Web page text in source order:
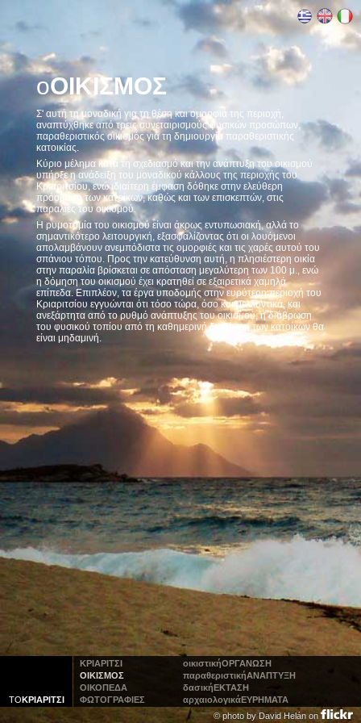
ΤΟΚΡΙΑΡΙΤΣΙ
ΚΡΙΑΡΙΤΣΙ
ΟΙΚΙΣΜΟΣ
οικιστικήΟΡΓΑΝΩΣΗ
παραθεριστικήΑΝΑΠΤΥΞΗ
δασικήΕΚΤΑΣΗ
αρχαιολογικάΕΥΡΗΜΑΤΑ
ΟΙΚΟΠΕΔΑ
ΦΩΤΟΓΡΑΦΙΕΣ
οΟΙΚΙΣΜΟΣ
Σ' αυτή τη μοναδική για τη θέση και ομορφιά της περιοχή,
αναπτύχθηκε από τρεις συνεταιρισμούς φυσικών προσώπων,
παραθεριστικός οικισμός για τη δημιουργία παραθεριστικής
κατοικίας.
Κύριο μέλημα κατά τη σχεδιασμό και την ανάπτυξη του οικισμού
υπήρξε η ανάδειξη του μοναδικού κάλλους της περιοχής του
Κριαριτσίου, ενώ ιδιαίτερη έμφαση δόθηκε στην ελεύθερη
πρόσβαση των κατοίκων, καθώς και των επισκεπτών, στις
παραλίες του οικισμού.
Η ρυμοτομία του οικισμού είναι άκρως εντυπωσιακή, αλλά το
σημαντικότερο λειτουργική, εξασφαλίζοντας ότι οι λουόμενοι
απολαμβάνουν ανεμπόδιστα τις ομορφιές και τις χαρές αυτού του
σπάνιου τόπου. Προς την κατεύθυνση αυτή, η πλησιέστερη οικία
στην παραλία βρίσκεται σε απόσταση μεγαλύτερη των 100 μ., ενώ
η δόμηση του οικισμού έχει κρατηθεί σε εξαιρετικά χαμηλά
επίπεδα. Επιπλέον, τα έργα υποδομής στην ευρύτερη περιοχή του
Κριαριτσίου εγγυώνται ότι τόσο τώρα, όσο και μελλοντικά, και
ανεξάρτητα από το ρυθμό ανάπτυξης του οικισμού, η διάβρωση
του φυσικού τοπίου από τη καθημερινή διαβίωση των κατοίκων θα
είναι μηδαμινή.
© photo by David Helán on